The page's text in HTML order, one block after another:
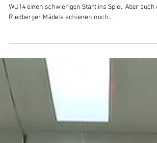
Heimspiel
Am frühen Sonntagmorgen hatten die Mädels